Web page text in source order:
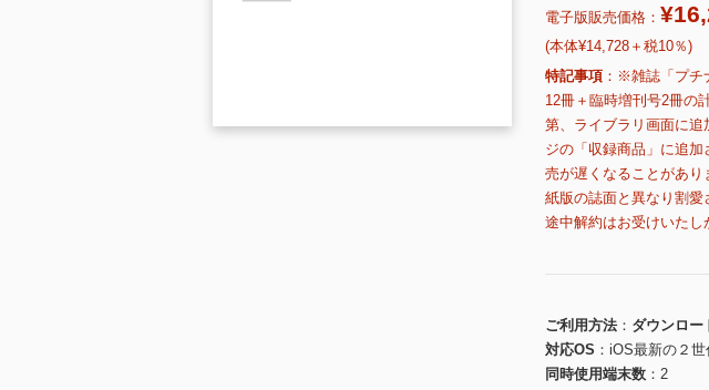
電子版販売価格：
(本体¥14,728＋税10％)
特記事項
※雑誌「プチ
12冊＋臨時増刊号2冊の
第、ライブラリ画面に
ジの「収録商品」に追
売が遅くなることがあ
紙版の誌面と異なり割
途中解約はお受けいたし
ご利用方法
ダウンロー
対応OS
iOS最新の２
同時使用端末数
2